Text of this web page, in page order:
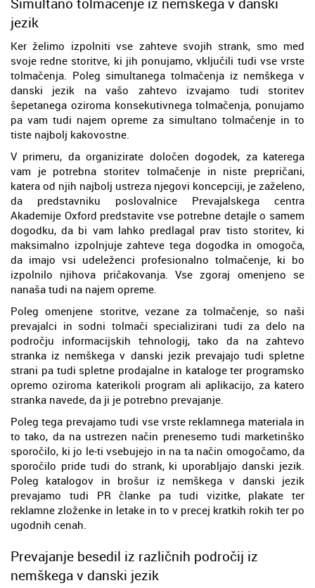
jezik
Ker želimo izpolniti vse zahteve svojih strank, smo med
svoje redne storitve, ki jih ponujamo, vključili tudi vse vrste
tolmačenja. Poleg simultanega tolmačenja iz nemškega v
danski jezik na vašo zahtevo izvajamo tudi storitev
šepetanega oziroma konsekutivnega tolmačenja, ponujamo
pa vam tudi najem opreme za simultano tolmačenje in to
tiste najbolj kakovostne.
V primeru, da organizirate določen dogodek, za katerega
vam je potrebna storitev tolmačenje in niste prepričani,
katera od njih najbolj ustreza njegovi koncepciji, je zaželeno,
da predstavniku poslovalnice Prevajalskega centra
Akademije Oxford predstavite vse potrebne detajle o samem
dogodku, da bi vam lahko predlagal prav tisto storitev, ki
maksimalno izpolnjuje zahteve tega dogodka in omogoča,
da imajo vsi udeleženci profesionalno tolmačenje, ki bo
izpolnilo njihova pričakovanja. Vse zgoraj omenjeno se
nanaša tudi na najem opreme.
Poleg omenjene storitve, vezane za tolmačenje, so naši
prevajalci in sodni tolmači specializirani tudi za delo na
področju informacijskih tehnologij, tako da na zahtevo
stranka iz nemškega v danski jezik prevajajo tudi spletne
strani pa tudi spletne prodajalne in kataloge ter programsko
opremo oziroma katerikoli program ali aplikacijo, za katero
stranka navede, da ji je potrebno prevajanje.
Poleg tega prevajamo tudi vse vrste reklamnega materiala in
to tako, da na ustrezen način prenesemo tudi marketinško
sporočilo, ki jo le-ti vsebujejo in na ta način omogočamo, da
sporočilo pride tudi do strank, ki uporabljajo danski jezik.
Poleg katalogov in brošur iz nemškega v danski jezik
prevajamo tudi PR članke pa tudi vizitke, plakate ter
reklamne zloženke in letake in to v precej kratkih rokih ter po
ugodnih cenah.
Prevajanje besedil iz različnih področij iz
nemškega v danski jezik